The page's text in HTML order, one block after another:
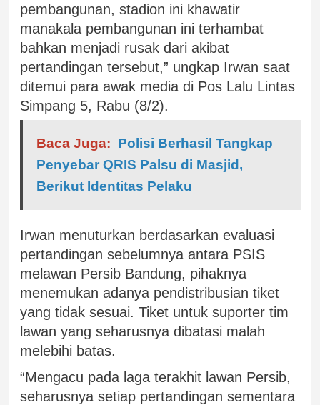
pembangunan, stadion ini khawatir
manakala pembangunan ini terhambat
bahkan menjadi rusak dari akibat
pertandingan tersebut,” ungkap Irwan saat
ditemui para awak media di Pos Lalu Lintas
Simpang 5, Rabu (8/2).
Baca Juga: Polisi Berhasil Tangkap
Penyebar QRIS Palsu di Masjid,
Berikut Identitas Pelaku
Irwan menuturkan berdasarkan evaluasi
pertandingan sebelumnya antara PSIS
melawan Persib Bandung, pihaknya
menemukan adanya pendistribusian tiket
yang tidak sesuai. Tiket untuk suporter tim
lawan yang seharusnya dibatasi malah
melebihi batas.
“Mengacu pada laga terakhit lawan Persib,
seharusnya setiap pertandingan sementara